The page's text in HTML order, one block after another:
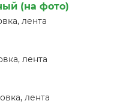
(на фото)
лента
лента
лента